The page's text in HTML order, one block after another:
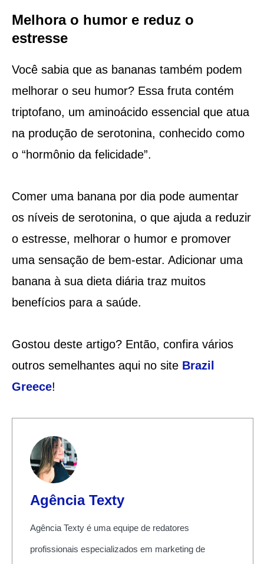
Melhora o humor e reduz o
estresse
Você sabia que as bananas também podem
melhorar o seu humor? Essa fruta contém
triptofano, um aminoácido essencial que atua
na produção de serotonina, conhecido como
o “hormônio da felicidade”.
Comer uma banana por dia pode aumentar
os níveis de serotonina, o que ajuda a reduzir
o estresse, melhorar o humor e promover
uma sensação de bem-estar. Adicionar uma
banana à sua dieta diária traz muitos
benefícios para a saúde.
Gostou deste artigo? Então, confira vários
outros semelhantes aqui no site Brazil
Greece!
Agência Texty
Agência Texty é uma equipe de redatores
profissionais especializados em marketing de